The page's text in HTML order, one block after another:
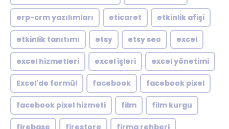
erp-crm yazılımları eticaret etkinlik afişi
etkinlik tanıtımı etsy etsy seo excel
excel hizmetleri excel işleri excel yönetimi
Excel'de formül facebook facebook pixel
facebook pixel hizmeti film film kurgu
firebase firestore firma rehberi